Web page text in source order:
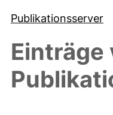
Publikationsserver
Einträge